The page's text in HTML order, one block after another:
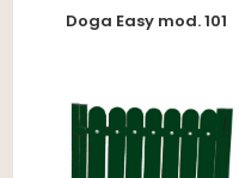
Doga Easy mod. 101